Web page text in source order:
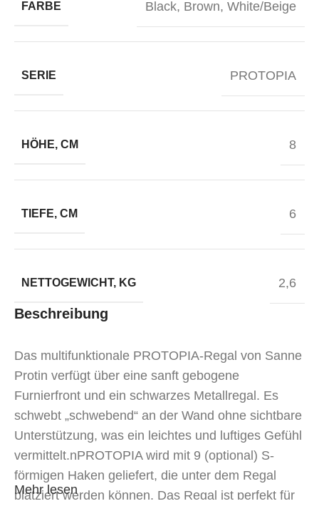
FARBE Black, Brown, White/Beige
SERIE PROTOPIA
HÖHE, CM 8
TIEFE, CM 6
NETTOGEWICHT, KG 2,6
Beschreibung
Das multifunktionale PROTOPIA-Regal von Sanne
Protin verfügt über eine sanft gebogene
Furnierfront und ein schwarzes Metallregal. Es
schwebt „schwebend“ an der Wand ohne sichtbare
Unterstützung, was ein leichtes und luftiges Gefühl
vermittelt.nPROTOPIA wird mit 9 (optional) S-
förmigen Haken geliefert, die unter dem Regal
platziert werden können. Das Regal ist perfekt für
Mehr lesen